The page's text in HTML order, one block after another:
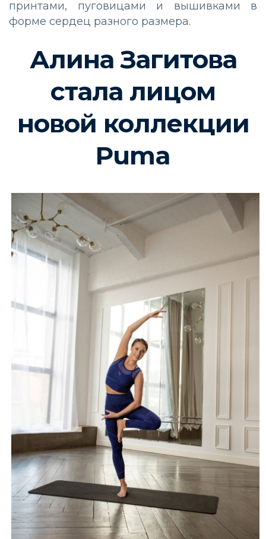
принтами, пуговицами и вышивками в
форме сердец разного размера.
Алина Загитова
стала лицом
новой коллекции
Puma